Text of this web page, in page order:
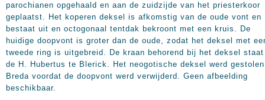
parochianen opgehaald en aan de zuidzijde van het priesterkoor
geplaatst. Het koperen deksel is afkomstig van de oude vont en
bestaat uit en octogonaal tentdak bekroont met een kruis. De
huidige doopvont is groter dan de oude, zodat het deksel met
tweede ring is uitgebreid. De kraan behorend bij het deksel
de H. Hubertus te Blerick. Het neogotische deksel werd
Breda voordat de doopvont werd verwijderd. Geen afbeelding
beschikbaar.